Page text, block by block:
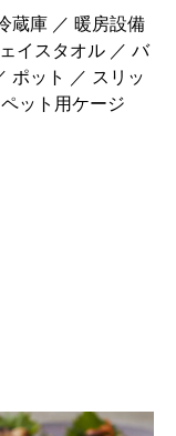
蔵庫 ／ 暖房設備
イスタオル ／ バ
ポット ／ スリッ
ット用ケージ